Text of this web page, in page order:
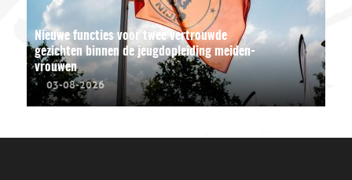
Nieuwe functies voor twee vertrouwde
gezichten binnen de jeugdopleiding meiden-
vrouwen
03-08-2026